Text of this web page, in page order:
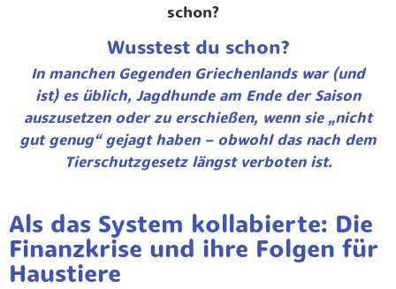
Wusstest du schon?
In manchen Gegenden Griechenlands war (und
ist) es üblich, Jagdhunde am Ende der Saison
auszusetzen oder zu erschießen, wenn sie „nicht
gut genug“ gejagt haben – obwohl das nach dem
Tierschutzgesetz längst verboten ist.
Als das System kollabierte: Die
Finanzkrise und ihre Folgen für
Haustiere